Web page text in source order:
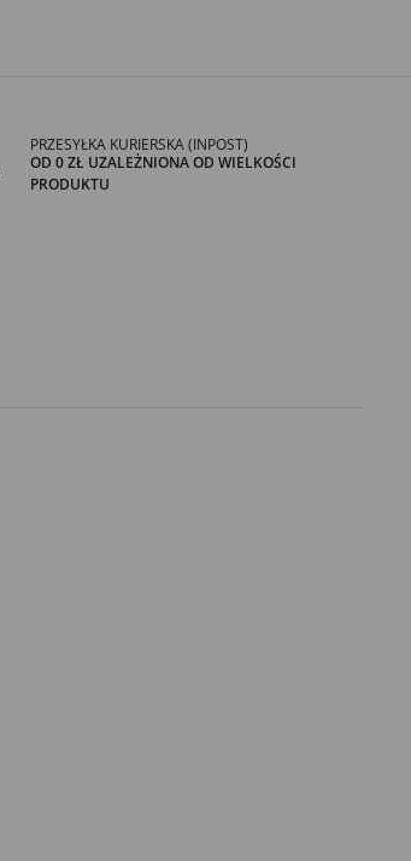
PRZESYŁKA KURIERSKA (INPOST)
OD 0 ZŁ UZALEŻNIONA OD WIELKOŚCI
PRODUKTU